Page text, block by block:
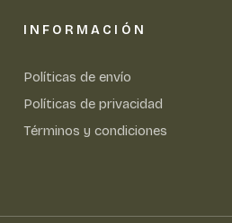
INFORMACIÓN
Políticas de envío
Políticas de privacidad
Términos y condiciones